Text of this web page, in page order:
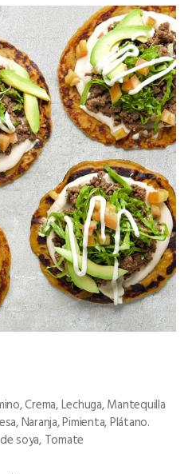
entrada
,Crema,Lechuga,Mantequilla
,Naranja,Pimienta,Plátano.
soya, Tomate